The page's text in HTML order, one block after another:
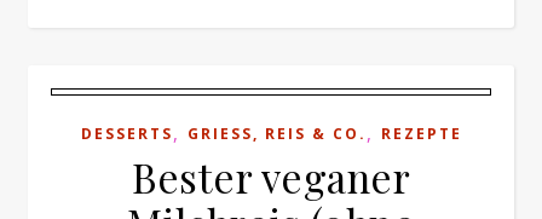
DESSERTS, GRIESS, REIS & CO. , REZEPTE
Bester veganer